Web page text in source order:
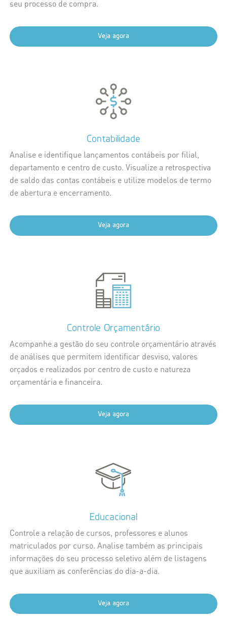
seu processo de compra.
Veja agora
Contabilidade
Analise e identifique lançamentos contábeis por filial,
departamento e centro de custo. Visualize a retrospectiva
de saldo das contas contábeis e utilize modelos de termo
de abertura e encerramento.
Veja agora
Controle Orçamentário
Acompanhe a gestão do seu controle orçamentário através
de análises que permitem identificar desviso, valores
orçados e realizados por centro de custo e natureza
orçamentária e financeira.
Veja agora
Educacional
Controle a relação de cursos, professores e alunos
matriculados por curso. Analise também as principais
informações do seu processo seletivo além de listagens
que auxiliam as conferências do dia-a-dia.
Veja agora